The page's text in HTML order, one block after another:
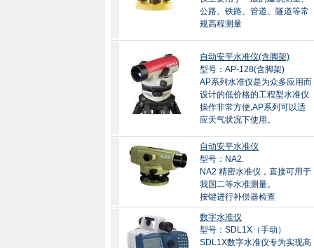
公路、铁路、管道、隧道等常
规高程测量
自动安平水准仪(含脚架)
型号：AP-128(含脚架)
AP系列水准仪是为众多应用而
设计的低价格的工程型水准仪.
操作非常方便,AP系列可以适
应天气状况下使用。
自动安平水准仪
型号：NA2.
NA2 精密水准仪，直接可用于
我国二等水准测量。
按键进行补偿器检查
数字水准仪
型号：SDL1X（手动）
SDL1X数字水准仪专为实现高